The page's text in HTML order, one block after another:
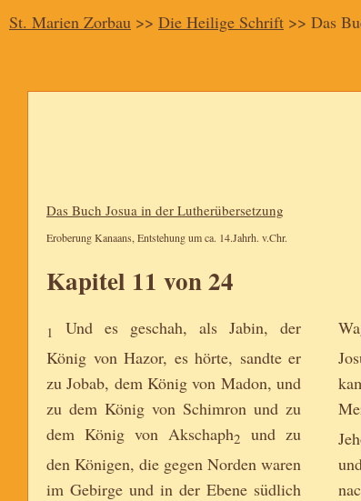
Das Buch Josua in der Lutherübersetzung
Eroberung Kanaans, Entstehung um ca. 14.Jahrh. v.Chr.
Kapitel 11 von 24
1
Und es geschah, als Jabin, der
König von Hazor, es hörte, sandte er
zu Jobab, dem König von Madon, und
zu dem König von Schimron und zu
dem König von Akschaph2 und zu
den Königen, die gegen Norden waren
im Gebirge und in der Ebene südlich
St. Marien Zorbau >> Die Heilige Schrift >> Das